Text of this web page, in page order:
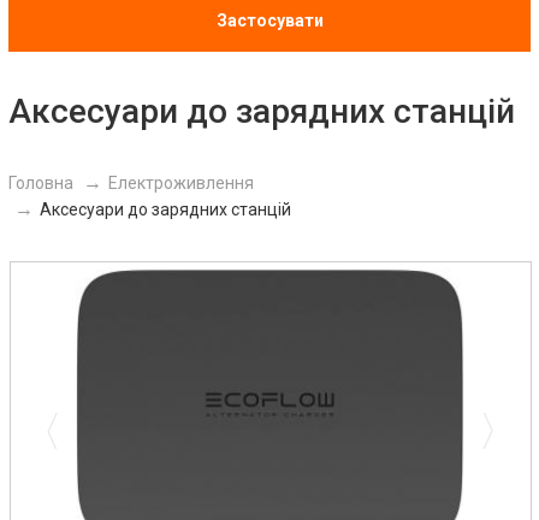
Аксесуари до зарядних станцій
Головна
Електроживлення
Аксесуари до зарядних станцій
Застосувати